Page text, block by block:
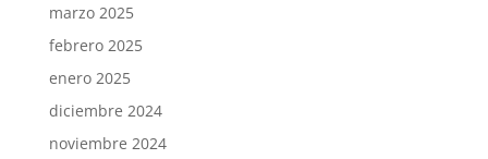
marzo 2025
febrero 2025
enero 2025
diciembre 2024
noviembre 2024